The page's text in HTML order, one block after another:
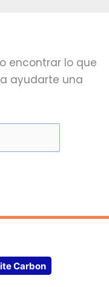
encontrar lo que
ayudarte una
Carbon